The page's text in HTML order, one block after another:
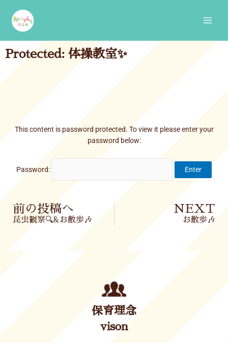
content
Protected: 体操教室✨
This content is password protected. To view it please enter your
password below:
Password:
Prev
前の投稿へ
昆虫観察🔍&お散歩🎶
NEXT
お散歩🎶
保育理念
vison